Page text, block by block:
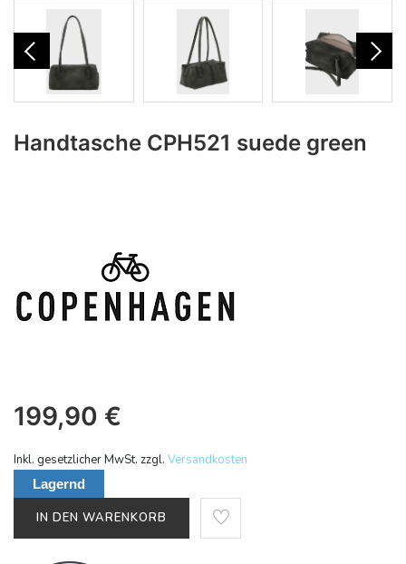
Handtasche CPH521 suede green
199,90 €
Inkl. gesetzlicher MwSt. zzgl. Versandkosten
Lagernd
IN DEN WARENKORB